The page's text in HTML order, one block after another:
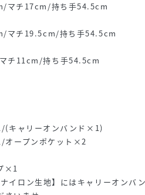
マチ17cm/持ち手54.5cm
マチ19.5cm/持ち手54.5cm
チ11cm/持ち手54.5cm
(キャリーオンバンド×1)
オープンポケット×2
×1
イロン生地】にはキャリーオンバ